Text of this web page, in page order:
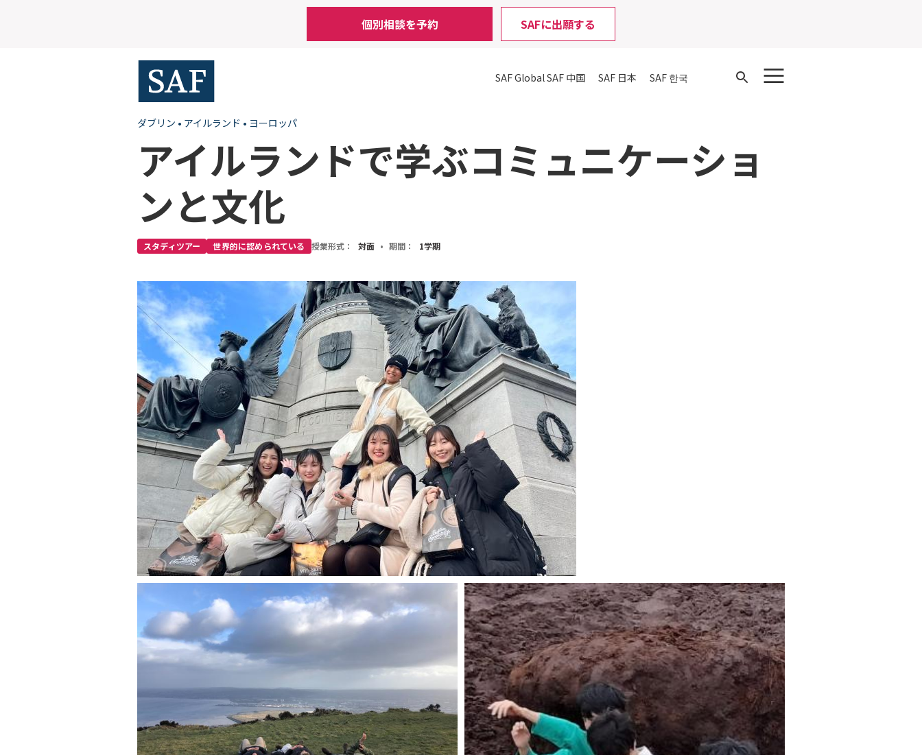
個別相談を予約 SAFに出願する
SAF GlobalSAF 中国 SAF 日本 SAF 한국
Open
ダブリン • アイルランド • ヨーロッパ
アイルランドで学ぶコミュニケーショ
ンと文化
スタディツアー 世界的に認められている 授業形式： 対面 • 期間： 1学期